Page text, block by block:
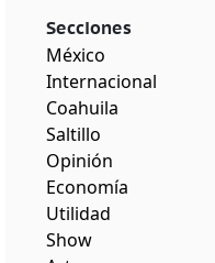
Secciones
México
Internacional
Coahuila
Saltillo
Opinión
Economía
Utilidad
Show